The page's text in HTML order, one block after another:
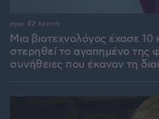
Μια βιοτεχνολόγος έχασε 10
στερηθεί το αγαπημένο της
συνήθειες που έκαναν τη
πριν 42 λεπτά